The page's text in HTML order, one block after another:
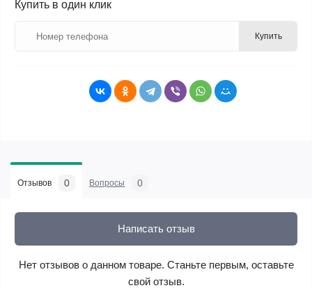
Купить в один клик
Купить
Отзывов 0 Вопросы 0
Написать отзыв
Нет отзывов о данном товаре. Станьте первым, оставьте
свой отзыв.